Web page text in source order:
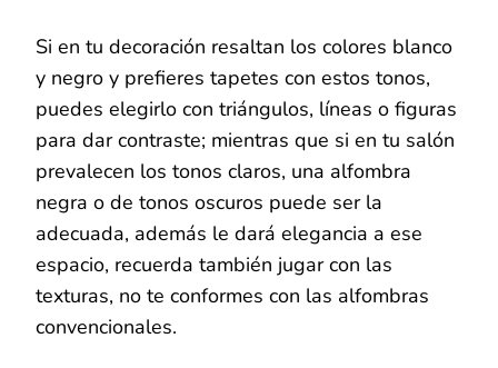
Si en tu decoración resaltan los colores blanco
y negro y prefieres tapetes con estos tonos,
puedes elegirlo con triángulos, líneas o figuras
para dar contraste; mientras que si en tu salón
prevalecen los tonos claros, una alfombra
negra o de tonos oscuros puede ser la
adecuada, además le dará elegancia a ese
espacio, recuerda también jugar con las
texturas, no te conformes con las alfombras
convencionales.